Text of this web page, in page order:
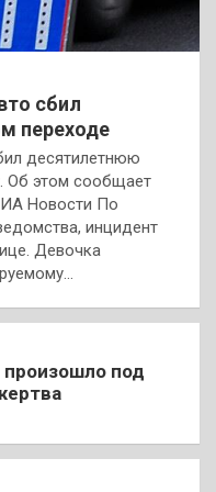
сбил
переходе
десятилетнюю
Об этом сообщает
Новости По
инцидент
Девочка
под